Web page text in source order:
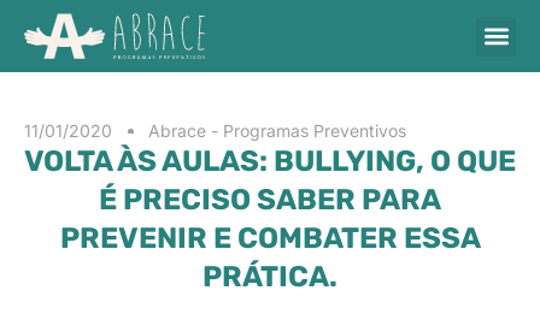
11/01/2020 Abrace - Programas Preventivos
VOLTA ÀS AULAS: BULLYING, O QUE
É PRECISO SABER PARA
PREVENIR E COMBATER ESSA
PRÁTICA.